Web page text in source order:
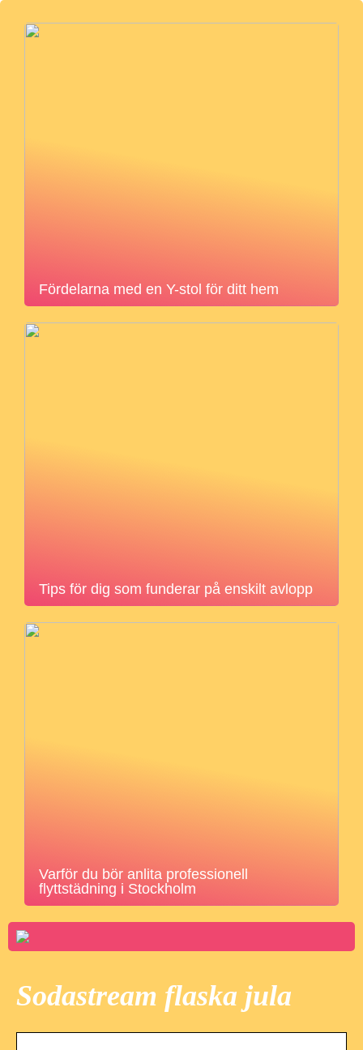
Fördelarna med en Y-stol för ditt hem
Tips för dig som funderar på enskilt avlopp
Varför du bör anlita professionell
flyttstädning i Stockholm
Sodastream flaska jula